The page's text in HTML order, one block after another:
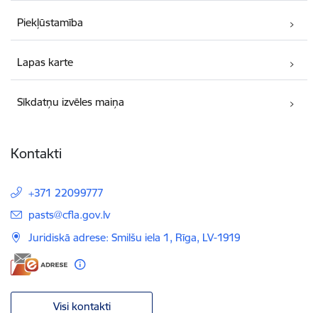
Piekļūstamība
Lapas karte
Sīkdatņu izvēles maiņa
Kontakti
+371 22099777
E-pasts:
pasts@cfla.gov.lv
Juridiskā adrese: Smilšu iela 1, Rīga, LV-1919
Visi kontakti